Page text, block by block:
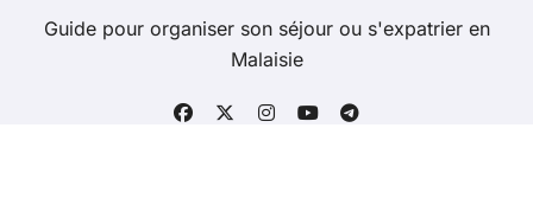
Guide pour organiser son séjour ou s'expatrier en
Malaisie